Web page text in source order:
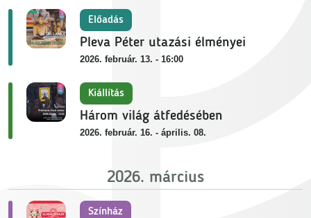
Pleva Péter utazási élményei
Előadás
2026. február. 13. - 16:00
Három világ átfedésében
Kiállítás
2026. február. 16. - április. 08.
2026. március
Színház